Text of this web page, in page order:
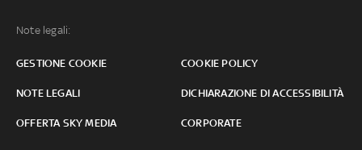
Note legali:
GESTIONE COOKIE COOKIE POLICY
NOTE LEGALI DICHIARAZIONE DI ACCESSIBILITÀ
OFFERTA SKY MEDIA CORPORATE